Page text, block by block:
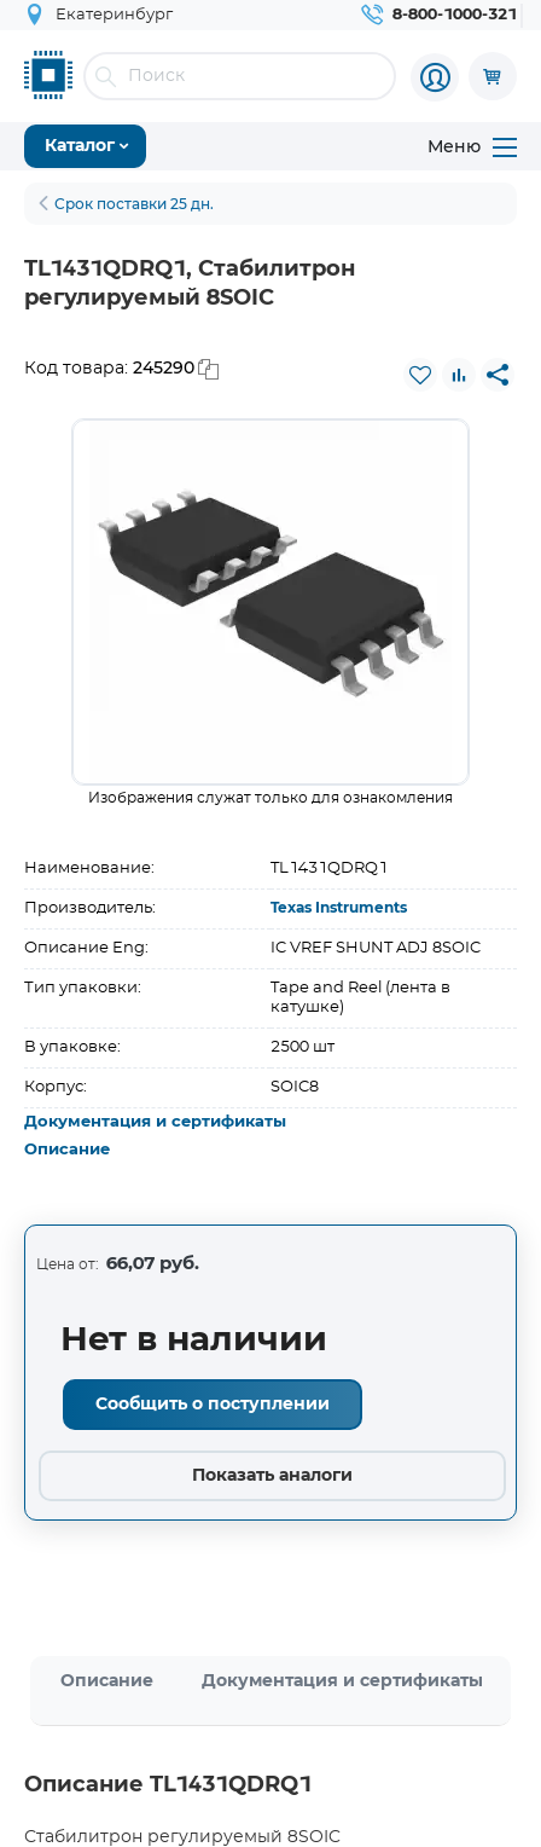
Екатеринбург 8-800-1000-321
Каталог Меню
Срок поставки 25 дн.
TL1431QDRQ1, Стабилитрон
регулируемый 8SOIC
Код товара: 245290
Изображения служат только для ознакомления
Наименование: TL1431QDRQ1
Производитель: Texas Instruments
Описание Eng: IC VREF SHUNT ADJ 8SOIC
Тип упаковки:
Tape and Reel (лента в
катушке)
В упаковке: 2500 шт
Корпус: SOIC8
Документация и сертификаты
Описание
Цена от: 66,07 руб.
Нет в наличии
Сообщить о поступлении
Показать аналоги
Описание Документация и сертификаты
Описание TL1431QDRQ1
Стабилитрон регулируемый 8SOIC